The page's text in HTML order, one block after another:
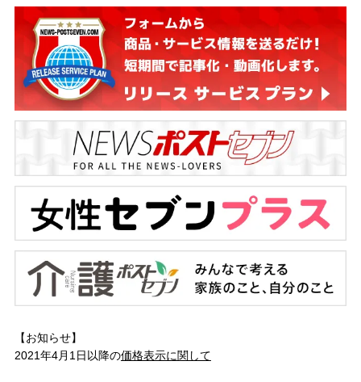
【お知らせ】
2021年4月1日以降の価格表示に関して